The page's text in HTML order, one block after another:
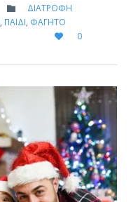
 CATEGORY
ΔΙΑΤΡΟΦΉ
, ΠΑΙΔΊ, ΦΑΓΗΤΌ

LOVE
IT
0